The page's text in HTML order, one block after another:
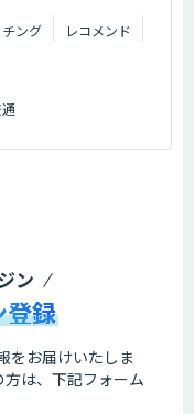
ング
レコメンド
ン
登録
をお届けいたしま
は、下記フォーム